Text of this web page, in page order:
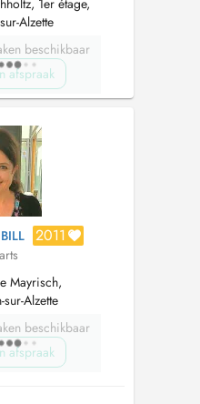
1er étage,
Alzette
beschikbaar
afspraak
2011
Mayrisch,
Alzette
beschikbaar
afspraak